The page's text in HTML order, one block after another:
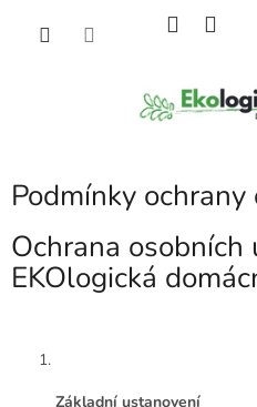
Podmínky
Ochrana
EKOlogická
Základní ustanovení